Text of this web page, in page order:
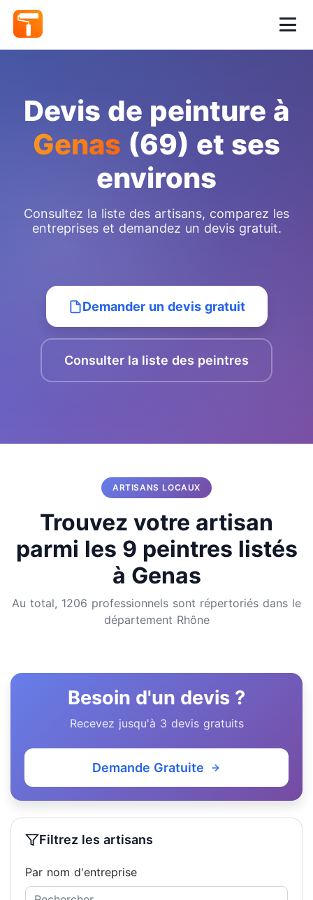
Devis de peinture à
Genas (69) et ses
environs
Consultez la liste des artisans, comparez les
entreprises et demandez un devis gratuit.
Demander un devis gratuit
Consulter la liste des peintres
ARTISANS LOCAUX
Trouvez votre artisan
parmi les 9 peintres listés
à Genas
Au total, 1206 professionnels sont répertoriés dans le
département Rhône
Besoin d'un devis ?
Recevez jusqu'à 3 devis gratuits
Demande Gratuite
Filtrez les artisans
Par nom d'entreprise